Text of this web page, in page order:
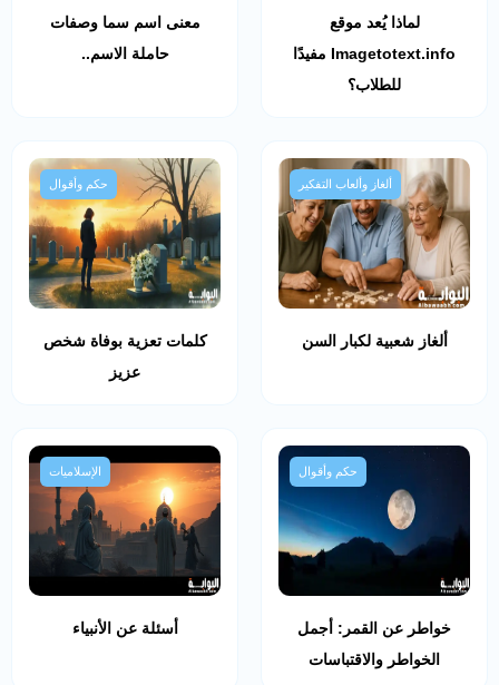
لماذا يُعد موقع
Imagetotext.info مفيدًا
للطلاب؟
معنى اسم سما وصفات
حاملة الاسم..
ألغاز وألعاب التفكير
ألغاز شعبية لكبار السن
حكم وأقوال
كلمات تعزية بوفاة شخص
عزيز
حكم وأقوال
خواطر عن القمر: أجمل
الخواطر والاقتباسات
الإسلاميات
أسئلة عن الأنبياء